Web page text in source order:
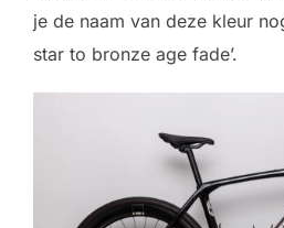
je de naam van deze kleur
star to bronze age fade’.